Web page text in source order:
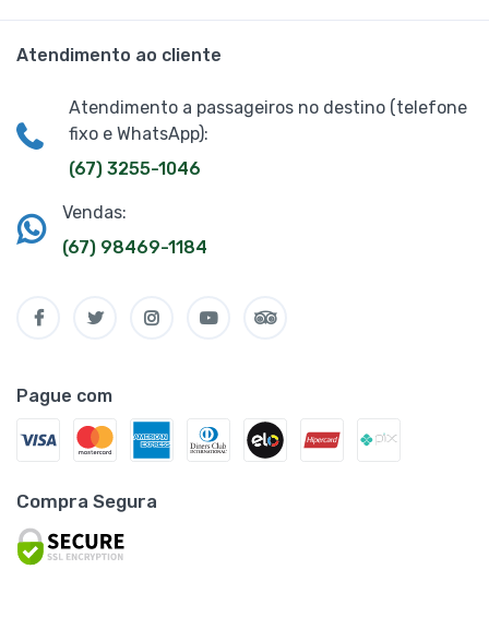
Atendimento ao cliente
Atendimento a passageiros no destino (telefone
fixo e WhatsApp):
(67) 3255-1046
Vendas:
(67) 98469-1184
Pague com
Compra Segura